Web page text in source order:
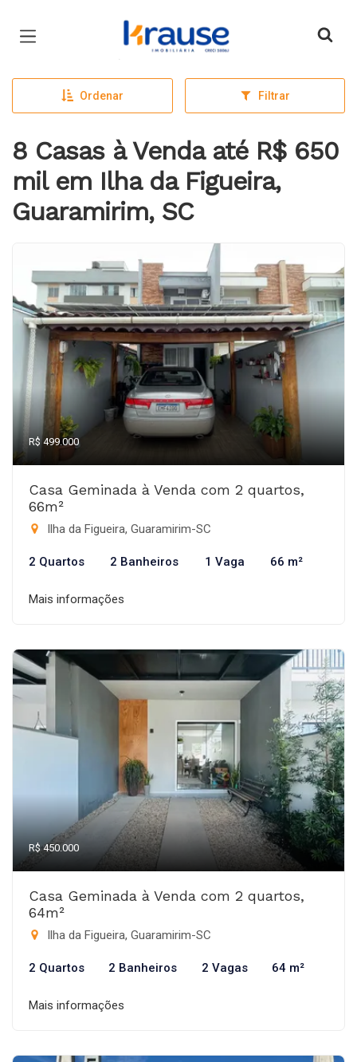
Página inicial
Ordenar Filtrar
8 Casas à Venda até R$ 650
mil em Ilha da Figueira,
Guaramirim, SC
R$ 499.000
Casa Geminada à Venda com 2 quartos,
66m²
Ilha da Figueira, Guaramirim-SC
2 Quartos 2 Banheiros 1 Vaga 66 m²
Mais informações
R$ 450.000
Casa Geminada à Venda com 2 quartos,
64m²
Ilha da Figueira, Guaramirim-SC
2 Quartos 2 Banheiros 2 Vagas 64 m²
Mais informações